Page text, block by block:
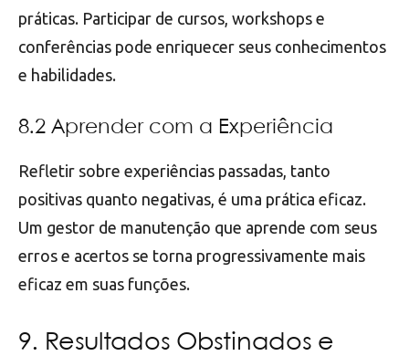
práticas. Participar de cursos, workshops e
conferências pode enriquecer seus conhecimentos
e habilidades.
8.2 Aprender com a Experiência
Refletir sobre experiências passadas, tanto
positivas quanto negativas, é uma prática eficaz.
Um gestor de manutenção que aprende com seus
erros e acertos se torna progressivamente mais
eficaz em suas funções.
9. Resultados Obstinados e